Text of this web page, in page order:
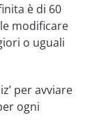
è di 60
modificare
o uguali
per avviare
ogni